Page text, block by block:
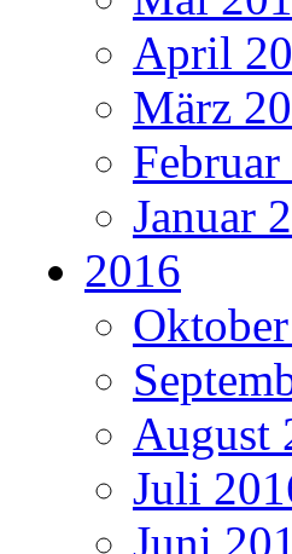
April
März
Januar
2016
August
Juli
Juni